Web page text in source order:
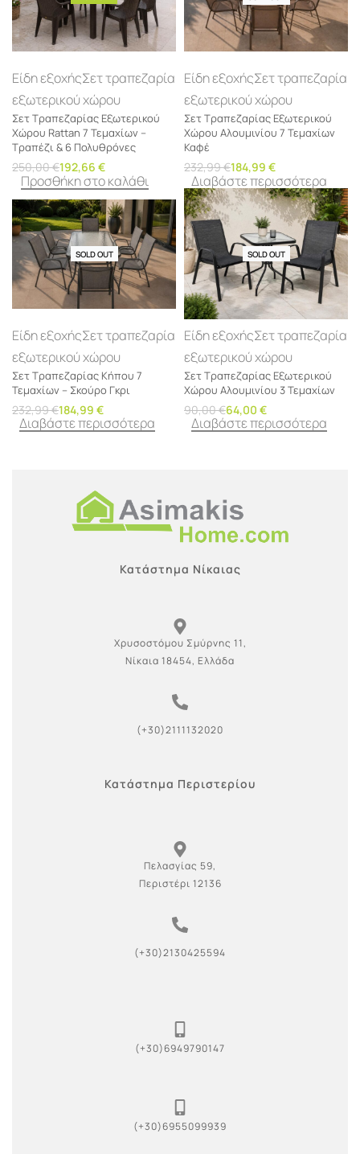
Είδη εξοχήςΣετ τραπεζαρία
εξωτερικού χώρου
Σετ Τραπεζαρίας Εξωτερικού
Χώρου Rattan 7 Τεμαχίων –
Τραπέζι & 6 Πολυθρόνες
250,00€192,66 €
Προσθήκη στο καλάθι
Είδη εξοχήςΣετ τραπεζαρία
εξωτερικού χώρου
Σετ Τραπεζαρίας Εξωτερικού
Χώρου Αλουμινίου 7 Τεμαχίων
Καφέ
232,99€184,99 €
Διαβάστε περισσότερα
-21% OFF
SOLD OUT
Είδη εξοχήςΣετ τραπεζαρία
εξωτερικού χώρου
Σετ Τραπεζαρίας Κήπου 7
Τεμαχίων – Σκούρο Γκρι
232,99€184,99 €
Διαβάστε περισσότερα
-29% OFF
SOLD OUT
Είδη εξοχήςΣετ τραπεζαρία
εξωτερικού χώρου
Σετ Τραπεζαρίας Εξωτερικού
Χώρου Αλουμινίου 3 Τεμαχίων
90,00€64,00 €
Διαβάστε περισσότερα
Κατάστημα Νίκαιας
Χρυσοστόμου Σμύρνης 11,
Νίκαια 18454, Ελλάδα
(+30)2111132020
Κατάστημα Περιστερίου
Πελασγίας 59,
Περιστέρι 12136
(+30)2130425594
(+30)6949790147
(+30)6955099939